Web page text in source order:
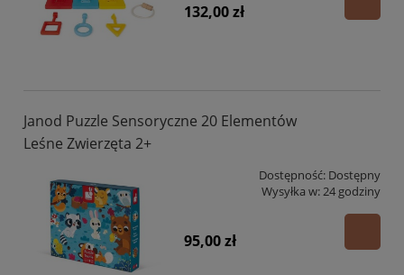
132,00 zł
Janod Puzzle Sensoryczne 20 Elementów
Leśne Zwierzęta 2+
Dostępność: Dostępny
Wysyłka w:24 godziny
95,00 zł